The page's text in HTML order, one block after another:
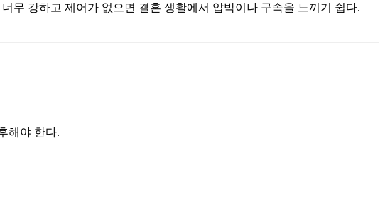
무 강하고 제어가 없으면 결혼 생활에서 압박이나 구속을 느끼기 쉽다.
해야 한다.